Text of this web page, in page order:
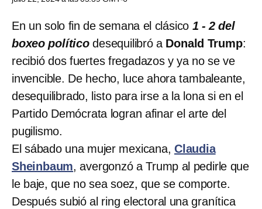
En un solo fin de semana el clásico 1 - 2 del
boxeo políticodesequilibró a Donald Trump:
recibió dos fuertes fregadazos y ya no se ve
invencible. De hecho, luce ahora tambaleante,
desequilibrado, listo para irse a la lona si en el
Partido Demócrata logran afinar el arte del
pugilismo.
El sábado una mujer mexicana, Claudia
Sheinbaum, avergonzó a Trump al pedirle que
le baje, que no sea soez, que se comporte.
Después subió al ring electoral una granítica